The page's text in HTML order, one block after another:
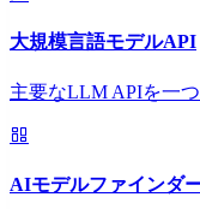
大規模言語モデルAPI
主要なLLM APIを一
AIモデルファインダ